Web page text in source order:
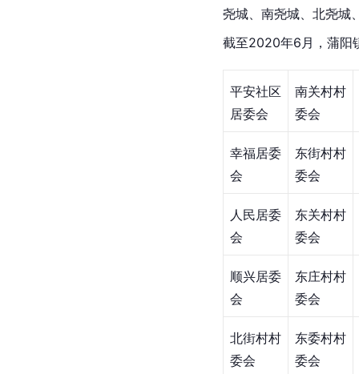
尧城、南尧城、北尧城
截至2020年6月， 蒲阳
平安社区
居委会
南关村村
委会
幸福居委
会
东街村村
委会
人民居委
会
东关村村
委会
顺兴居委
会
东庄村村
委会
北街村村
委会
东委村村
委会